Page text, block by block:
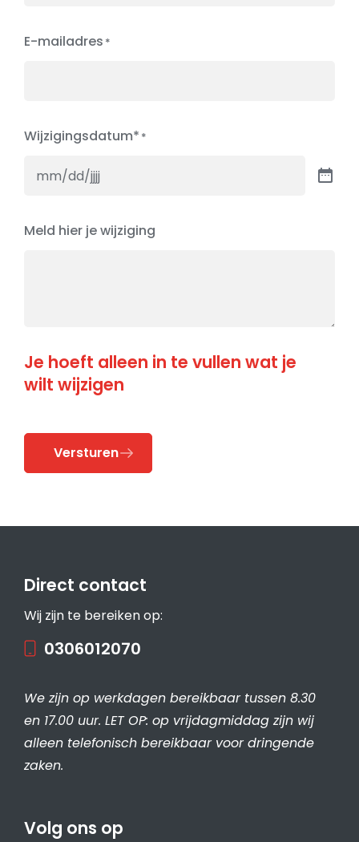
E-mailadres
Wijzigingsdatum*
Meld hier je wijziging
Je hoeft alleen in te vullen wat je
wilt wijzigen
Versturen
Direct contact
Wij zijn te bereiken op:
0306012070
We zijn op werkdagen bereikbaar tussen 8.30
en 17.00 uur. LET OP: op vrijdagmiddag zijn wij
alleen telefonisch bereikbaar voor dringende
zaken.
Volg ons op